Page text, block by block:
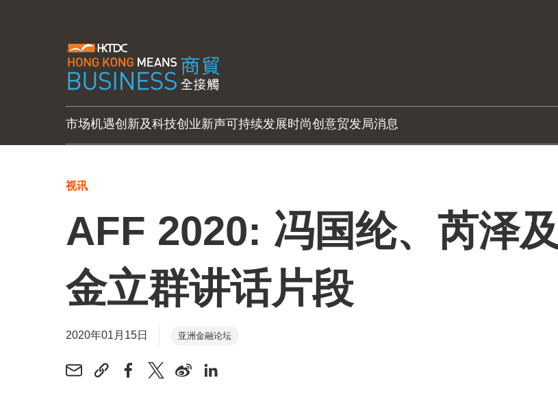
市场机遇创新及科技创业新声可持续发展时尚创意贸发局消息
视讯
AFF 2020: 冯国纶、芮泽及
金立群讲话片段
2020年01月15日 亚洲金融论坛